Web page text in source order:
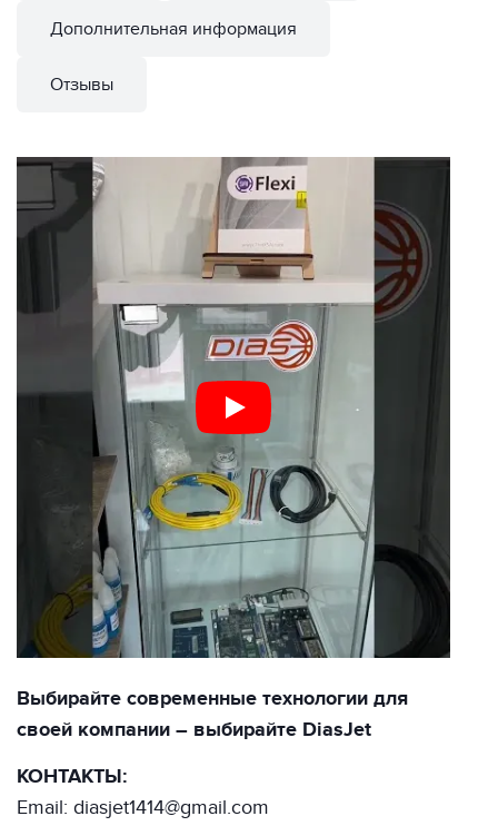
Дополнительная информация
Отзывы
Выбирайте современные технологии для
своей компании – выбирайте DiasJet
КОНТАКТЫ:
Email: diasjet1414@gmail.com